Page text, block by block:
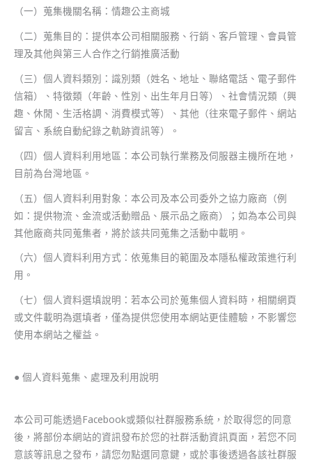
（一）蒐集機關名稱：情趣公主商城
（二）蒐集目的：提供本公司相關服務、行銷、客戶管理、會員管
理及其他與第三人合作之行銷推廣活動
（三）個人資料類別：識別類（姓名、地址、聯絡電話、電子郵件
信箱）、特徵類（年齡、性別、出生年月日等）、社會情況類（興
趣、休閒、生活格調、消費模式等）、其他（往來電子郵件、網站
留言、系統自動紀錄之軌跡資訊等）。
（四）個人資料利用地區：本公司執行業務及伺服器主機所在地，
目前為台灣地區。
（五）個人資料利用對象：本公司及本公司委外之協力廠商（例
如：提供物流、金流或活動贈品、展示品之廠商）；如為本公司與
其他廠商共同蒐集者，將於該共同蒐集之活動中載明。
（六）個人資料利用方式：依蒐集目的範圍及本隱私權政策進行利
用。
（七）個人資料選填說明：若本公司於蒐集個人資料時，相關網頁
或文件載明為選填者，僅為提供您使用本網站更佳體驗，不影響您
使用本網站之權益。
● 個人資料蒐集、處理及利用說明
本公司可能透過Facebook或類似社群服務系統，於取得您的同意
後，將部份本網站的資訊發布於您的社群活動資訊頁面，若您不同
意該等訊息之發布，請您勿點選同意鍵，或於事後透過各該社群服